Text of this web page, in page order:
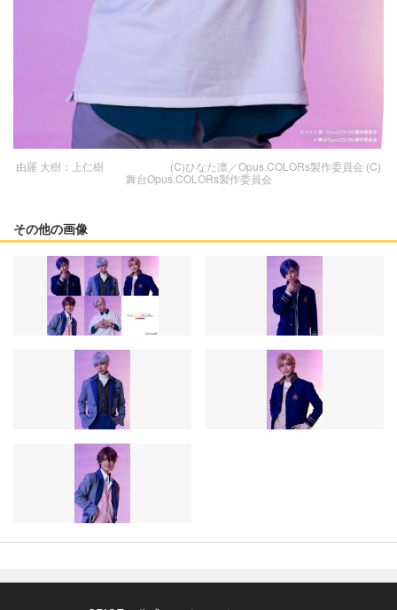
由羅 大樹：上仁樹 (C)ひなた凛／Opus.COLORs製作委員会 (C)
舞台Opus.COLORs製作委員会
その他の画像